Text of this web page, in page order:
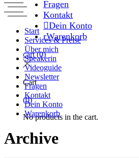
Fragen
Kontakt
Dein Konto
Warenkorb
cart (0)
Cart
(0)
No products in the cart.
Start
Services & Preise
Über mich
Speakerin
Videoguide
Newsletter
Fragen
Kontakt
Dein Konto
Warenkorb
Archive